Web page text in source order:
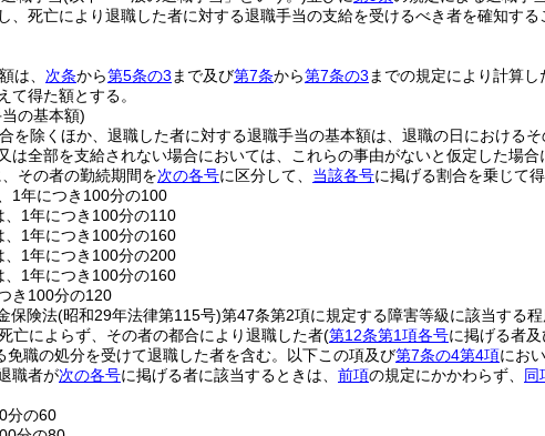
、死亡により退職した者に対する退職手当の支給を受けるべき者を確知す
は、 次条から第5条の3 まで及び第7条から第7条の3 までの規定により計算し
て得た額とする。
の基本額)
を除くほか、退職した者に対する退職手当の基本額は、退職の日における
は全部を支給されない場合においては、これらの事由がないと仮定した場
、その者の勤続期間を次の各号に区分して、 当該各号に掲げる割合を乗じて
1年につき100分の100
1年につき100分の110
1年につき100分の160
1年につき100分の200
1年につき100分の160
き100分の120
保険法(昭和29年法律第115号)第47条第2項に規定する障害等級に該当する
亡によらず、その者の都合により退職した者(第12条第1項各号に掲げる者
職の処分を受けて退職した者を含む。以下この項及び第7条の4第4項にお
職者が次の各号に掲げる者に該当するときは、 前項の規定にかかわらず、 同
分の60